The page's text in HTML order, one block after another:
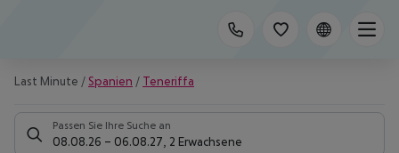
Last Minute / Spanien / Teneriffa
Passen Sie Ihre Suche an
08.08.26 – 06.08.27 2 Erwachsene